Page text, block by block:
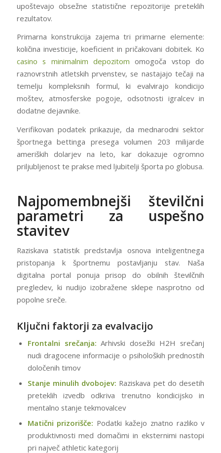
upoštevajo obsežne statistične repozitorije preteklih
rezultatov.
Primarna konstrukcija zajema tri primarne elemente:
količina investicije, koeficient in pričakovani dobitek. Ko
casino s minimalnim depozitom omogoča vstop do
raznovrstnih atletskih prvenstev, se nastajajo tečaji na
temelju kompleksnih formul, ki evalvirajo kondicijo
moštev, atmosferske pogoje, odsotnosti igralcev in
dodatne dejavnike.
Verifikovan podatek prikazuje, da mednarodni sektor
športnega bettinga presega volumen 203 milijarde
ameriških dolarjev na leto, kar dokazuje ogromno
priljubljenost te prakse med ljubitelji športa po globusa.
Najpomembnejši številčni
parametri za uspešno
stavitev
Raziskava statistik predstavlja osnova inteligentnega
pristopanja k športnemu postavljanju stav. Naša
digitalna portal ponuja prisop do obilnih številčnih
pregledev, ki nudijo izobražene sklepe nasprotno od
popolne sreče.
Ključni faktorji za evalvacijo
Frontalni srečanja: Arhivski dosežki H2H srečanj
nudi dragocene informacije o psiholoških prednostih
določenih timov
Stanje minulih dvobojev: Raziskava pet do desetih
preteklih izvedb odkriva trenutno kondicijsko in
mentalno stanje tekmovalcev
Matični prizorišče: Podatki kažejo znatno razliko v
produktivnosti med domačimi in eksternimi nastopi
pri največ athletic kategorij